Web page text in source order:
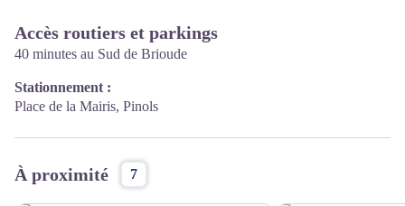
Accès routiers et parkings
40 minutes au Sud de Brioude
Stationnement :
Place de la Mairis, Pinols
À proximité 7